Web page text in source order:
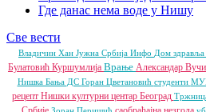
Где данас нема воде у Нишу
Све вести
Владичин Хан Јужна Србија Инфо Дом здравља
Булатовић Куршумлија Врање Александар
Нишка Бања ДС Горан Цветановић студенти
рецепт Нишки културни центар Београд